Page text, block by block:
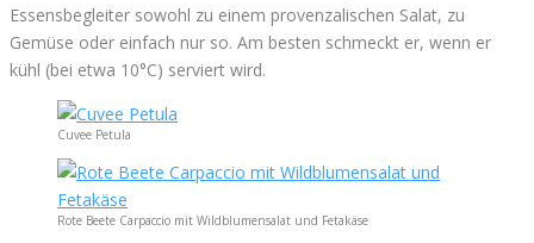
Essensbegleiter sowohl zu einem provenzalischen Salat, zu
Gemüse oder einfach nur so. Am besten schmeckt er, wenn er
kühl (bei etwa 10°C) serviert wird.
Cuvee Petula
Rote Beete Carpaccio mit Wildblumensalat und Fetakäse